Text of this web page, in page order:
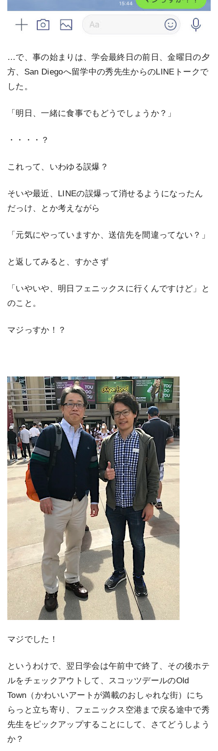
…で、事の始まりは、学会最終日の前日、金曜日の夕
方、San Diegoへ留学中の秀先生からのLINEトークで
した。
「明日、一緒に食事でもどうでしょうか？」
・・・・？
これって、いわゆる誤爆？
そいや最近、LINEの誤爆って消せるようになったん
だっけ、とか考えながら
「元気にやっていますか、送信先を間違ってない？」
と返してみると、すかさず
「いやいや、明日フェニックスに行くんですけど」と
のこと。
マジっすか！？
マジでした！
というわけで、翌日学会は午前中で終了、その後ホテ
ルをチェックアウトして、スコッツデールのOld
Town（かわいいアートが満載のおしゃれな街）にち
らっと立ち寄り、フェニックス空港まで戻る途中で秀
先生をピックアップすることにして、さてどうしよう
か？